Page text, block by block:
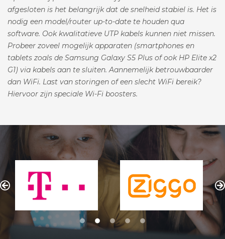
afgesloten is het belangrijk dat de snelheid stabiel is. Het is
nodig een model/router up-to-date te houden qua
software. Ook kwalitatieve UTP kabels kunnen niet missen.
Probeer zoveel mogelijk apparaten (smartphones en
tablets zoals de Samsung Galaxy S5 Plus of ook HP Elite x2
G1) via kabels aan te sluiten. Aannemelijk betrouwbaarder
dan WiFi. Last van storingen of een slecht WiFi bereik?
Hiervoor zijn speciale Wi-Fi boosters.